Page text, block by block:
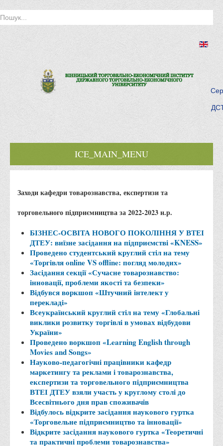
ICE_MAIN_MENU
Історія інституту
Інститут сьогодні
Про порядок надання публічної інформації
Публічна інформація
Заходи запобігання протиправним діям
Антикорупційні заходи
Протидія тероризму та насиллю
Як розпізнати глорифікацію збройної агресії РФ проти
України та протистояти їй?
Правила безпеки під час війни
Соціальна реклама
Правила поведінки у разі виявлення вибухонебезпечних
предметів
Протидія торгівлі людьми
Дії населення в умовах надзвичайних ситуацій воєнного
характеру
Заходи кафедри товарознавства, експертизи та
торговельного підприємництва за 2022-2023 н.р.
БІЗНЕС-ОСВІТА НОВОГО ПОКОЛІННЯ У ВТЕІ
ДТЕУ: виїзне засідання на підприємстві «KNESS»
Проведено студентський круглий стіл на тему
«Торгівля online VS offline: погляд молодих»
Засідання секції «Сучасне товарознавство:
інновації, проблеми якості та безпеки»
Відбувся воркшоп «Штучний інтелект у
перекладі»
Всеукраїнський круглий стіл на тему «Глобальні
виклики розвитку торгівлі в умовах відбудови
України»
Проведено воркшоп «Learning English through
Movies and Songs»
Науково-педагогічні працівники кафедр
маркетингу та реклами і товарознавства,
експертизи та торговельного підприємництва
ВТЕІ ДТЕУ взяли участь у круглому столі до
Всесвітнього дня прав споживачів
Відбулось відкрите засідання наукового гуртка
«Торговельне підприємництво та інновації»
Відкрите засідання наукового гуртка «Теоретичні
та практичні проблеми товарознавства»